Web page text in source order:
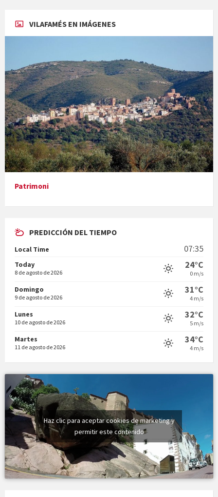
Concerts al Museu
Presentació del llibre &quot;La mare&quot;, d'Emma Zafon
En Bum
Vermuts a la Font. Hit parit
VILAFAMÉS EN IMÁGENES
Patrimoni
PREDICCIÓN DEL TIEMPO
Local Time 07:35
Today
8 de agosto de 2026
24°C
0 m/s
Domingo
9 de agosto de 2026
31°C
4 m/s
Lunes
10 de agosto de 2026
32°C
5 m/s
Martes
11 de agosto de 2026
34°C
4 m/s
Haz clic para aceptar cookies de marketing y
permitir este contenido